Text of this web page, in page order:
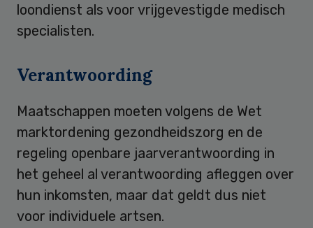
loondienst als voor vrijgevestigde medisch
specialisten.
Verantwoording
Maatschappen moeten volgens de Wet
marktordening gezondheidszorg en de
regeling openbare jaarverantwoording in
het geheel al verantwoording afleggen over
hun inkomsten, maar dat geldt dus niet
voor individuele artsen.